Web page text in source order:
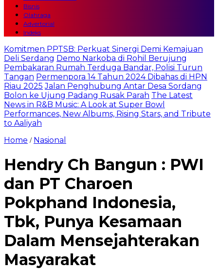
Bisnis
Olahraga
Advertorial
Indeks
Komitmen PPTSB: Perkuat Sinergi Demi Kemajuan
Deli Serdang Demo Narkoba di Rohil Berujung
Pembakaran Rumah Terduga Bandar, Polisi Turun
Tangan Permenpora 14 Tahun 2024 Dibahas di HPN
Riau 2025 Jalan Penghubung Antar Desa Sordang
Bolon ke Ujung Padang Rusak Parah The Latest
News in R&B Music: A Look at Super Bowl
Performances, New Albums, Rising Stars, and Tribute
to Aaliyah
Home / Nasional
Hendry Ch Bangun : PWI
dan PT Charoen
Pokphand Indonesia,
Tbk, Punya Kesamaan
Dalam Mensejahterakan
Masyarakat